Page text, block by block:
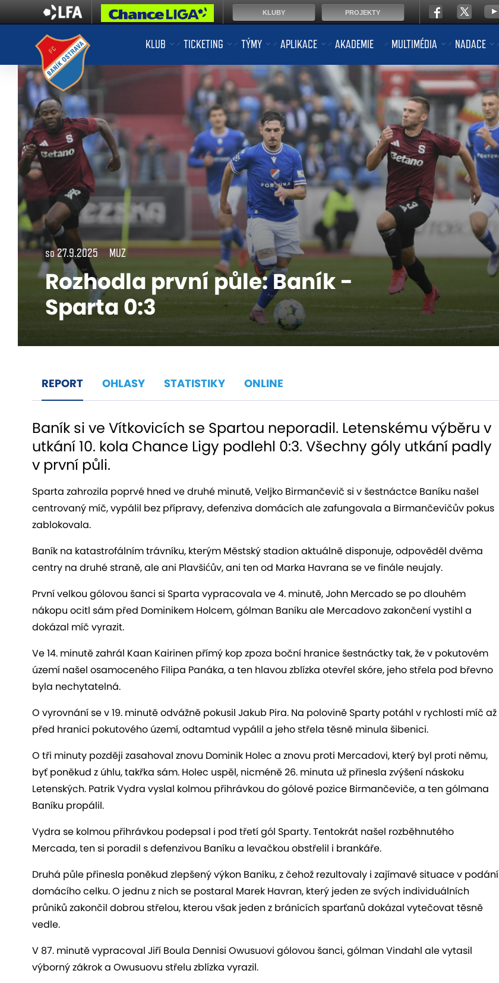
KLUB TICKETING TÝMY APLIKACE AKADEMIE MULTIMÉDIA NADACE
so 27.9.2025 MUZ
Rozhodla první půle: Baník -
Sparta 0:3
REPORT OHLASY STATISTIKY ONLINE
Baník si ve Vítkovicích se Spartou neporadil. Letenskému výběru v
utkání 10. kola Chance Ligy podlehl 0:3. Všechny góly utkání padly
v první půli.
Sparta zahrozila poprvé hned ve druhé minutě, Veljko Birmančevič si v šestnáctce Baníku našel
centrovaný míč, vypálil bez přípravy, defenziva domácích ale zafungovala a Birmančevičův pokus
zablokovala.
Baník na katastrofálním trávníku, kterým Městský stadion aktuálně disponuje, odpověděl dvěma
centry na druhé straně, ale ani Plavšićův, ani ten od Marka Havrana se ve finále neujaly.
První velkou gólovou šanci si Sparta vypracovala ve 4. minutě, John Mercado se po dlouhém
nákopu ocitl sám před Dominikem Holcem, gólman Baníku ale Mercadovo zakončení vystihl a
dokázal míč vyrazit.
Ve 14. minutě zahrál Kaan Kairinen přímý kop zpoza boční hranice šestnáctky tak, že v pokutovém
území našel osamoceného Filipa Panáka, a ten hlavou zblízka otevřel skóre, jeho střela pod břevno
byla nechytatelná.
O vyrovnání se v 19. minutě odvážně pokusil Jakub Pira. Na polovině Sparty potáhl v rychlosti míč až
před hranici pokutového území, odtamtud vypálil a jeho střela těsně minula šibenici.
O tři minuty později zasahoval znovu Dominik Holec a znovu proti Mercadovi, který byl proti němu,
byť poněkud z úhlu, takřka sám. Holec uspěl, nicméně 26. minuta už přinesla zvýšení náskoku
Letenských. Patrik Vydra vyslal kolmou přihrávkou do gólové pozice Birmančeviče, a ten gólmana
Baníku propálil.
Vydra se kolmou přihrávkou podepsal i pod třetí gól Sparty. Tentokrát našel rozběhnutého
Mercada, ten si poradil s defenzivou Baníku a levačkou obstřelil i brankáře.
Druhá půle přinesla poněkud zlepšený výkon Baníku, z čehož rezultovaly i zajímavé situace v podání
domácího celku. O jednu z nich se postaral Marek Havran, který jeden ze svých individuálních
průniků zakončil dobrou střelou, kterou však jeden z bránících sparťanů dokázal vytečovat těsně
vedle.
V 87. minutě vypracoval Jiří Boula Dennisi Owusuovi gólovou šanci, gólman Vindahl ale vytasil
výborný zákrok a Owusuovu střelu zblízka vyrazil.
KLUBY PROJEKTY